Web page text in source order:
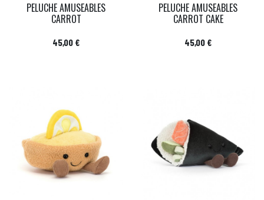
PELUCHE AMUSEABLES
CARROT
Prix
45,00 €
PELUCHE AMUSEABLES
CARROT CAKE
Prix
45,00 €